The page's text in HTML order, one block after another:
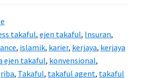
takaful, ejen takaful, Insuran,
, islamik, karier, kerjaya, kerjaya
ejen takaful, konvensional,
riba, Takaful, takaful agent, takaful